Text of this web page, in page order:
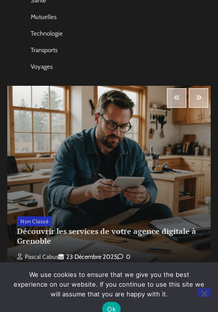
Mutuelles
Technologie
Transports
Voyages
Non Classé
Découvrir les services de votre agence digitale à
Grenoble
Pascal Cabus 23 Décembre 2025 0
Copyright © 2026Le monde du digital sorti de mon sac à dos
Adore Themes
We use cookies to ensure that we give you the best
experience on our website. If you continue to use this site we
will assume that you are happy with it.
Ok